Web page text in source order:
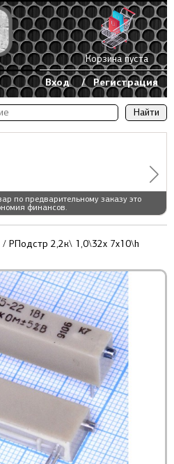
по предварительному заказу это
финансов.
Вход / Регистрация
Корзина пуста
РПодстр 2,2к\ 1,0\32x 7x10\h